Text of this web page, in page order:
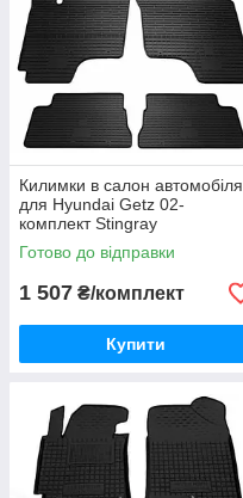
Килимки в салон автомобіля
для Hyundai Getz 02-
комплект Stingray
Готово до відправки
1 507 ₴/комплект
Купити